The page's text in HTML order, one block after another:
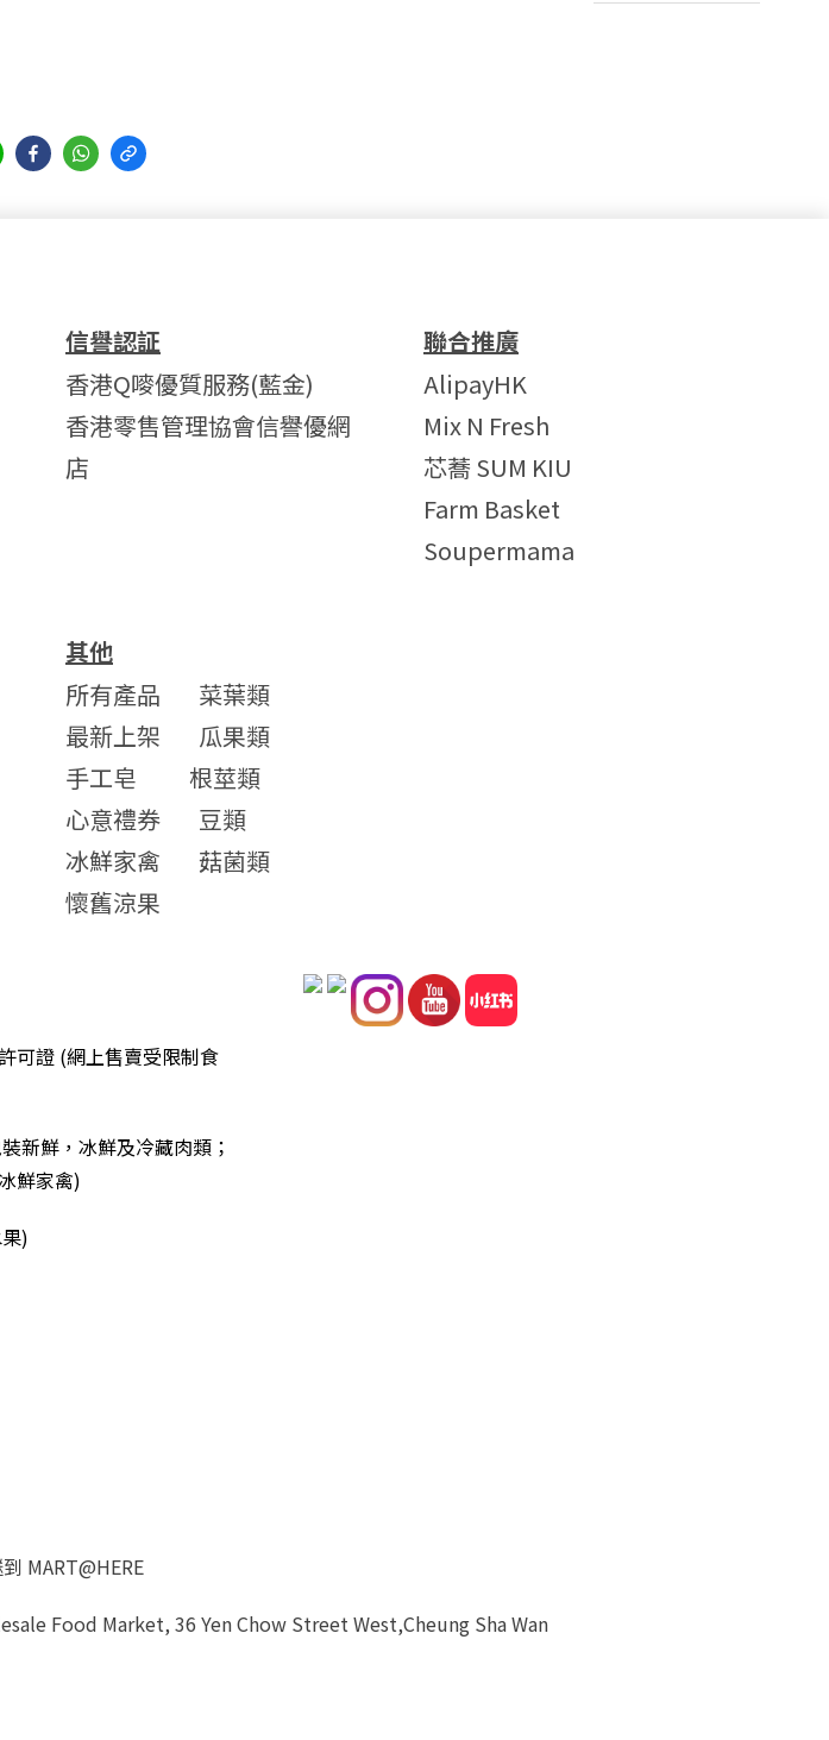
信譽認証
香港Q嘜優質服務(藍金)
香港零售管理協會信譽優網
店
聯合推廣
AlipayHK
Mix N Fresh
芯蕎 SUM KIU
Farm Basket
Soupermama
其他
所有產品
菜葉類
最新上架
瓜果類
手工皂
根莖類
心意禮券
豆類
冰鮮家禽
菇菌類
懷舊涼果
可證 (網上售賣受限制食
新鮮，冰鮮及冷藏肉類；
鮮家禽)
)
MART@HERE
Food Market, 36 Yen Chow Street West,Cheung Sha Wan